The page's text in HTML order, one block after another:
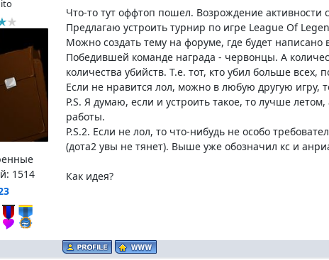
1514
Что-то тут оффтоп пошел. Возрождение активности
Предлагаю устроить турнир по игре League Of
Можно создать тему на форуме, где будет написано
Победившей команде награда - червонцы. А
количества убийств. Т.е. тот, кто убил больше всех,
Если не нравится лол, можно в любую другую игру,
P.S. Я думаю, если и устроить такое, то лучше
работы.
P.S.2. Если не лол, то что-нибудь не особо
(дота2 увы не тянет). Выше уже обозначил кс и
Как идея?